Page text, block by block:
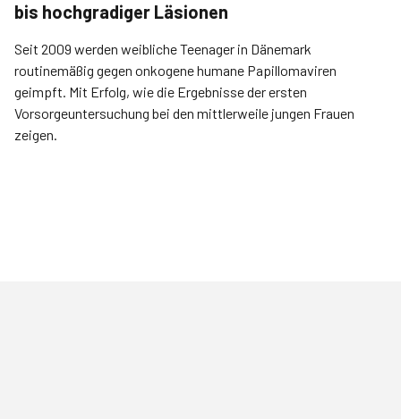
bis hochgradiger Läsionen
Seit 2009 werden weibliche Teenager in Dänemark
routinemäßig gegen onkogene humane Papillomaviren
geimpft. Mit Erfolg, wie die Ergebnisse der ersten
Vorsorgeuntersuchung bei den mittlerweile jungen Frauen
zeigen.